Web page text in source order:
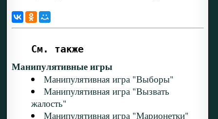
См. также
Манипулятивные игры
Манипулятивная игра "Выборы"
Манипулятивная игра "Вызвать
жалость"
Манипулятивная игра "Марионетки"